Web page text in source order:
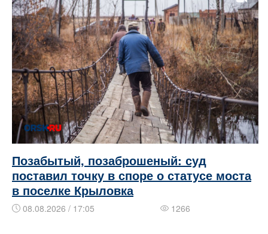
Позабытый, позаброшеный: суд
поставил точку в споре о статусе моста
в поселке Крыловка
08.08.2026 / 17:05 1266